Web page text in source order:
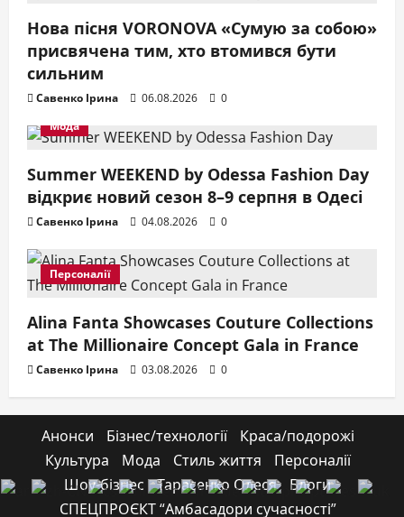
Нова пісня VORONOVA «Сумую за собою»
присвячена тим, хто втомився бути
сильним
Савенко Ірина 06.08.2026
0
Мода
Summer WEEKEND by Odessa Fashion Day
відкриє новий сезон 8–9 серпня в Одесі
Савенко Ірина 04.08.2026 0
Персоналії
Alina Fanta Showcases Couture Collections
at The Millionaire Concept Gala in France
Савенко Ірина 03.08.2026 0
Анонси Бізнес/технології
Краса/подорожі
Культура
Мода Стиль життя
Персоналії
Шоу-бізнес
Тарасенко Олеся
Блоги
СПЕЦПРОЄКТ “Амбасадори сучасності”